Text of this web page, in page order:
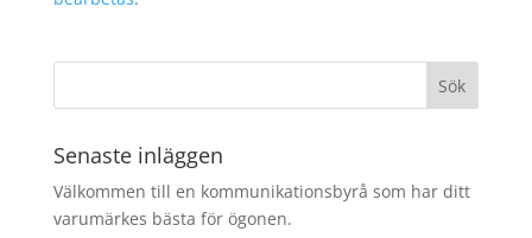
Senaste inläggen
Välkommen till en kommunikationsbyrå som har ditt
varumärkes bästa för ögonen.